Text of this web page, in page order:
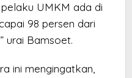
UMKM ada di
98 persen dari
urai Bamsoet.
ini mengingatkan,